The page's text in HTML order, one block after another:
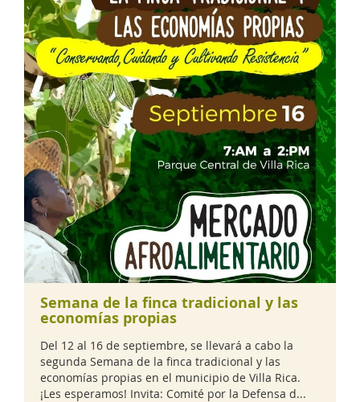
Semana de la finca tradicional y las
economías propias
Del 12 al 16 de septiembre, se llevará a cabo la
segunda Semana de la finca tradicional y las
economías propias en el municipio de Villa Rica.
¡Les esperamos! Invita: Comité por la Defensa d...